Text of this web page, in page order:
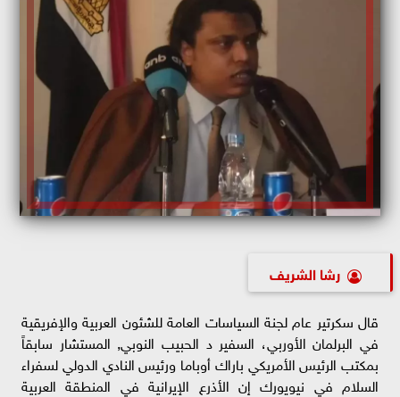
رشا الشريف
قال سكرتير عام لجنة السياسات العامة للشئون العربية والإفريقية
في البرلمان الأوربي، السفير د الحبيب النوبي, المستشار سابقاً
بمكتب الرئيس الأمريكي باراك أوباما ورئيس النادي الدولي لسفراء
السلام في نيويورك إن الأذرع الإيرانية في المنطقة العربية